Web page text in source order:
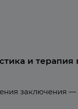
и терапия
заключения —